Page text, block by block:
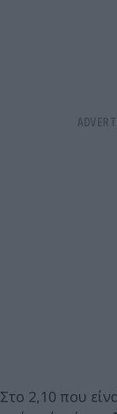
Στο 2,10 που